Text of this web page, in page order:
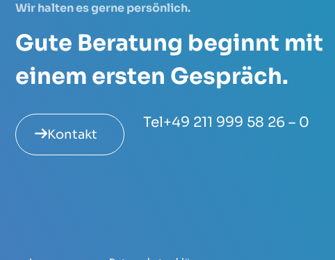
Wir halten es gerne persönlich.
Gute Beratung beginnt mit
einem ersten Gespräch.
Kontakt
Tel+49 211 999 58 26 – 0